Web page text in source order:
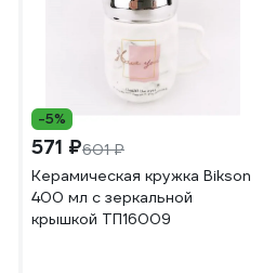
-5%
571 ₽601 ₽
Керамическая кружка Bikson
400 мл с зеркальной
крышкой ТП16009